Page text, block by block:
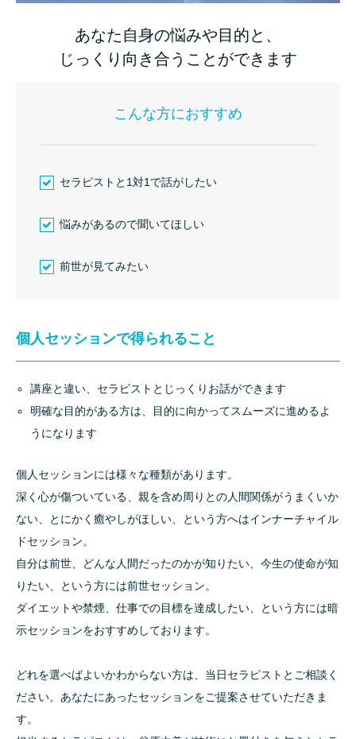
あなた自身の悩みや目的と、
じっくり向き合うことができます
こんな方におすすめ
セラピストと1対1で話がしたい
悩みがあるので聞いてほしい
前世が見てみたい
個人セッションで得られること
講座と違い、セラピストとじっくりお話ができます
明確な目的がある方は、目的に向かってスムーズに進めるよ
うになります
個人セッションには様々な種類があります。
深く心が傷ついている、親を含め周りとの人間関係がうまくいか
ない、とにかく癒やしがほしい、という方へはインナーチャイル
ドセッション。
自分は前世、どんな人間だったのかが知りたい、今生の使命が知
りたい、という方には前世セッション。
ダイエットや禁煙、仕事での目標を達成したい、という方には暗
示セッションをおすすめしております。
どれを選べばよいかわからない方は、当日セラピストとご相談く
ださい。あなたにあったセッションをご提案させていただきま
す。